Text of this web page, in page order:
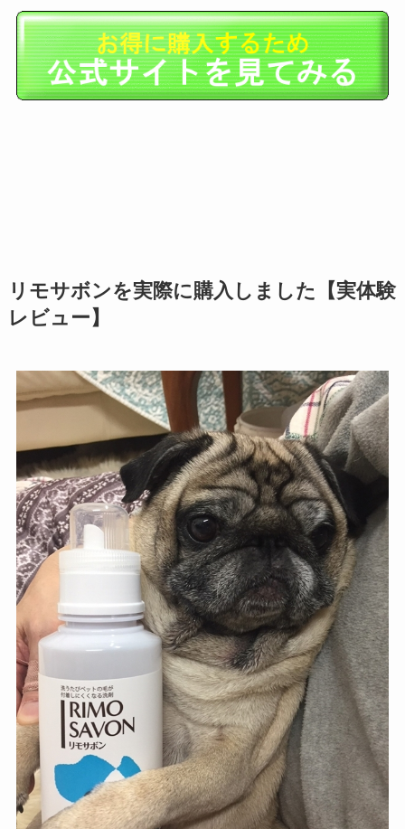
リモサボンを実際に購入しました【実体験
レビュー】